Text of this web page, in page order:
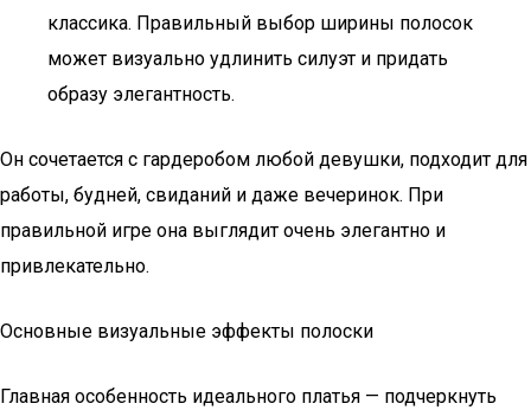
классика. Правильный выбор ширины полосок
может визуально удлинить силуэт и придать
образу элегантность.
Он сочетается с гардеробом любой девушки, подходит для
работы, будней, свиданий и даже вечеринок. При
правильной игре она выглядит очень элегантно и
привлекательно.
Основные визуальные эффекты полоски
Главная особенность идеального платья — подчеркнуть